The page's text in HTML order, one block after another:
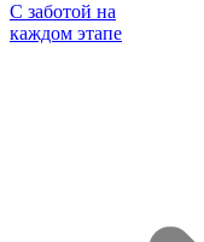
С заботой на
каждом этапе